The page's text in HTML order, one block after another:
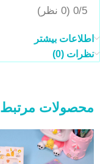
0/5 (0 نظر)
اطلاعات بیشتر
نظرات (0)
محصولات مرتبط